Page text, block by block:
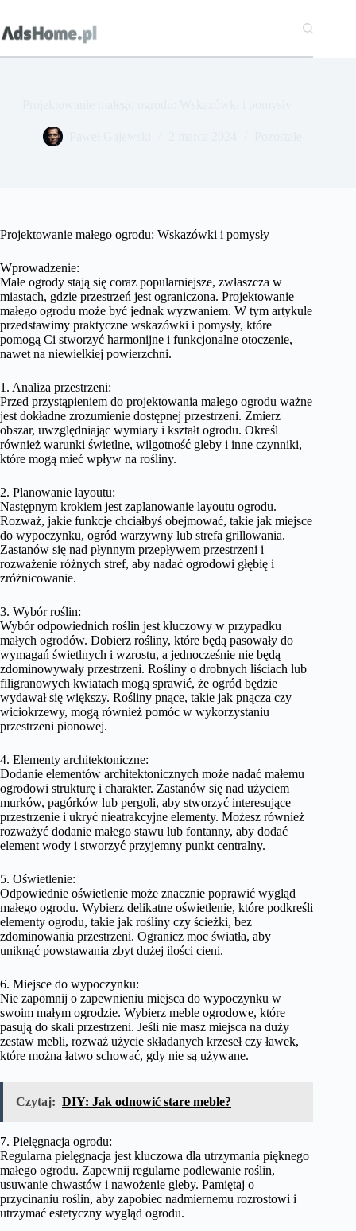
treści
Projektowanie małego ogrodu: Wskazówki i pomysły
Wprowadzenie:
Małe ogrody stają się coraz popularniejsze, zwłaszcza w
miastach, gdzie przestrzeń jest ograniczona. Projektowanie
małego ogrodu może być jednak wyzwaniem. W tym artykule
przedstawimy praktyczne wskazówki i pomysły, które
pomogą Ci stworzyć harmonijne i funkcjonalne otoczenie,
nawet na niewielkiej powierzchni.
1. Analiza przestrzeni:
Przed przystąpieniem do projektowania małego ogrodu ważne
jest dokładne zrozumienie dostępnej przestrzeni. Zmierz
obszar, uwzględniając wymiary i kształt ogrodu. Określ
również warunki świetlne, wilgotność gleby i inne czynniki,
które mogą mieć wpływ na rośliny.
2. Planowanie layoutu:
Następnym krokiem jest zaplanowanie layoutu ogrodu.
Rozważ, jakie funkcje chciałbyś obejmować, takie jak miejsce
do wypoczynku, ogród warzywny lub strefa grillowania.
Zastanów się nad płynnym przepływem przestrzeni i
rozważenie różnych stref, aby nadać ogrodowi głębię i
zróżnicowanie.
3. Wybór roślin:
Wybór odpowiednich roślin jest kluczowy w przypadku
małych ogrodów. Dobierz rośliny, które będą pasowały do
wymagań świetlnych i wzrostu, a jednocześnie nie będą
zdominowywały przestrzeni. Rośliny o drobnych liściach lub
filigranowych kwiatach mogą sprawić, że ogród będzie
wydawał się większy. Rośliny pnące, takie jak pnącza czy
wiciokrzewy, mogą również pomóc w wykorzystaniu
przestrzeni pionowej.
4. Elementy architektoniczne:
Dodanie elementów architektonicznych może nadać małemu
ogrodowi strukturę i charakter. Zastanów się nad użyciem
murków, pagórków lub pergoli, aby stworzyć interesujące
przestrzenie i ukryć nieatrakcyjne elementy. Możesz również
rozważyć dodanie małego stawu lub fontanny, aby dodać
element wody i stworzyć przyjemny punkt centralny.
5. Oświetlenie:
Odpowiednie oświetlenie może znacznie poprawić wygląd
małego ogrodu. Wybierz delikatne oświetlenie, które podkreśli
elementy ogrodu, takie jak rośliny czy ścieżki, bez
zdominowania przestrzeni. Ogranicz moc światła, aby
uniknąć powstawania zbyt dużej ilości cieni.
6. Miejsce do wypoczynku:
Nie zapomnij o zapewnieniu miejsca do wypoczynku w
swoim małym ogrodzie. Wybierz meble ogrodowe, które
pasują do skali przestrzeni. Jeśli nie masz miejsca na duży
zestaw mebli, rozważ użycie składanych krzeseł czy ławek,
które można łatwo schować, gdy nie są używane.
Czytaj: DIY: Jak odnowić stare meble?
7. Pielęgnacja ogrodu:
Regularna pielęgnacja jest kluczowa dla utrzymania pięknego
małego ogrodu. Zapewnij regularne podlewanie roślin,
usuwanie chwastów i nawożenie gleby. Pamiętaj o
przycinaniu roślin, aby zapobiec nadmiernemu rozrostowi i
utrzymać estetyczny wygląd ogrodu.